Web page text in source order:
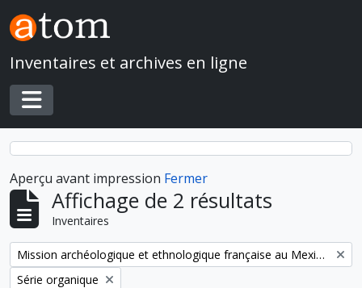
Skip to main content
Inventaires et archives en ligne
Toggle navigation
Aperçu avant impression Fermer
Affichage de 2 résultats
Inventaires
Remove filter:
Mission archéologique et ethnologique française au Mexique
Remove filter:
Série organique